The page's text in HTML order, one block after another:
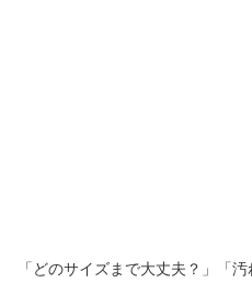
「どのサイズまで大丈夫？」「